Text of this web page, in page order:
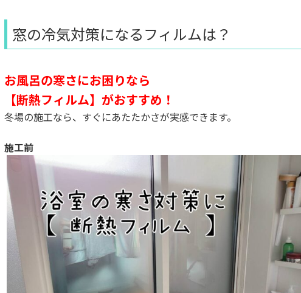
窓の冷気対策になるフィルムは？
お風呂の寒さにお困りなら
【断熱フィルム】がおすすめ！
冬場の施工なら、すぐにあたたかさが実感できます。
施工前